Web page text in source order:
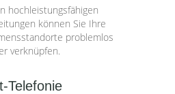
hochleistungsfähigen
können Sie Ihre
problemlos
verknüpfen.
Telefonie